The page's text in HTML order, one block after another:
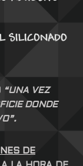
“UNA VEZ
DONDE
DE